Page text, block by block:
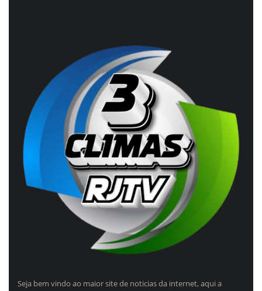
Seja bem vindo ao maior site de noticias da internet, aqui a